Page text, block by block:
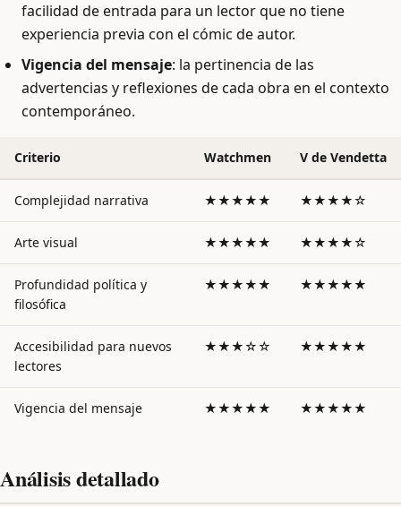
facilidad de entrada para un lector que no tiene
experiencia previa con el cómic de autor.
Vigencia del mensaje: la pertinencia de las
advertencias y reflexiones de cada obra en el contexto
contemporáneo.
Criterio Watchmen V de Vendetta
Complejidad narrativa ★★★★★ ★★★★☆
Arte visual ★★★★★ ★★★★☆
Profundidad política y
filosófica
★★★★★ ★★★★★
Accesibilidad para nuevos
lectores
★★★☆☆ ★★★★★
Vigencia del mensaje ★★★★★ ★★★★★
Análisis detallado